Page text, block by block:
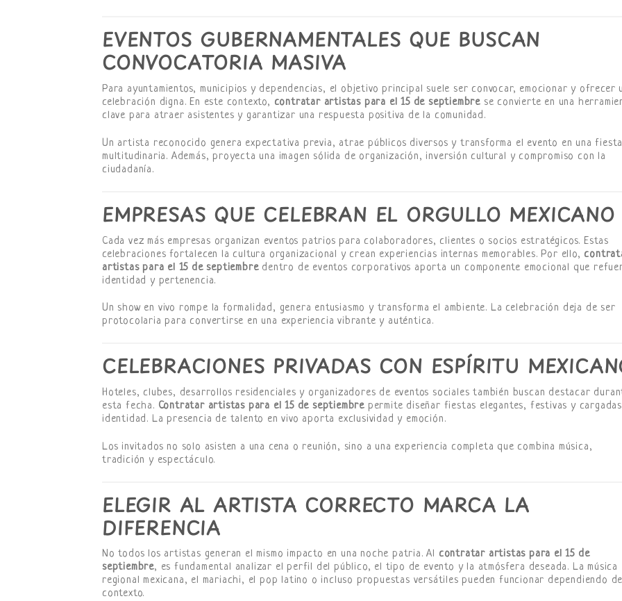
EVENTOS GUBERNAMENTALES QUE BUSCAN
CONVOCATORIA MASIVA
Para ayuntamientos, municipios y dependencias, el objetivo principal suele ser convocar, emocionar y ofrecer
celebración digna. En este contexto, contratar artistas para el 15 de septiembre se convierte en una
clave para atraer asistentes y garantizar una respuesta positiva de la comunidad.
Un artista reconocido genera expectativa previa, atrae públicos diversos y transforma el evento en una fiesta
multitudinaria. Además, proyecta una imagen sólida de organización, inversión cultural y compromiso con la
ciudadanía.
EMPRESAS QUE CELEBRAN EL ORGULLO MEXICANO
Cada vez más empresas organizan eventos patrios para colaboradores, clientes o socios estratégicos. Estas
celebraciones fortalecen la cultura organizacional y crean experiencias internas memorables. Por ello,
artistas para el 15 de septiembredentro de eventos corporativos aporta un componente emocional que
identidad y pertenencia.
Un show en vivo rompe la formalidad, genera entusiasmo y transforma el ambiente. La celebración deja de ser
protocolaria para convertirse en una experiencia vibrante y auténtica.
CELEBRACIONES PRIVADAS CON ESPÍRITU
Hoteles, clubes, desarrollos residenciales y organizadores de eventos sociales también buscan destacar
esta fecha. Contratar artistas para el 15 de septiembre permite diseñar fiestas elegantes, festivas y
identidad. La presencia de talento en vivo aporta exclusividad y emoción.
Los invitados no solo asisten a una cena o reunión, sino a una experiencia completa que combina música,
tradición y espectáculo.
ELEGIR AL ARTISTA CORRECTO MARCA LA
DIFERENCIA
No todos los artistas generan el mismo impacto en una noche patria. Al contratar artistas para el 15 de
septiembre, es fundamental analizar el perfil del público, el tipo de evento y la atmósfera deseada. La música
regional mexicana, el mariachi, el pop latino o incluso propuestas versátiles pueden funcionar dependiendo
contexto.